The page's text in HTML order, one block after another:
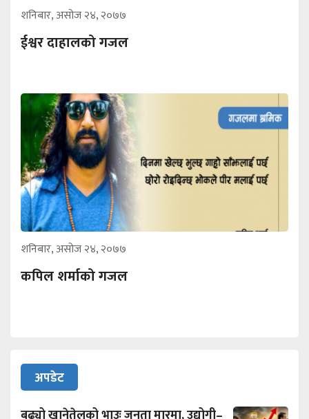
शनिबार, असोज २४, २०७७
ईश्वर दाहालको गजल
शनिबार, असोज २४, २०७७
कपिल शर्माको गजल
अपडेट